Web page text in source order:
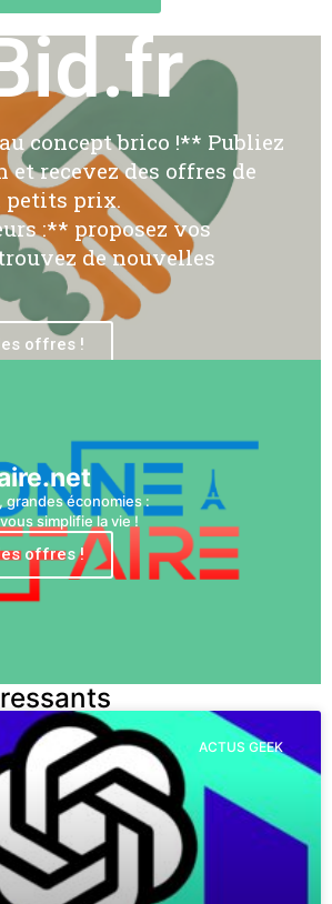
concept brico !** Publiez
et recevez des offres de
petits prix.
:** proposez vos
de nouvelles
offres !
grandes économies :
simplifie la vie !
offres !
ACTUS GEEK